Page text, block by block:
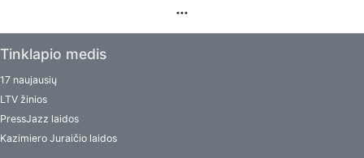
Tinklapio medis
17 naujausių
LTV žinios
PressJazz laidos
Kazimiero Juraičio laidos